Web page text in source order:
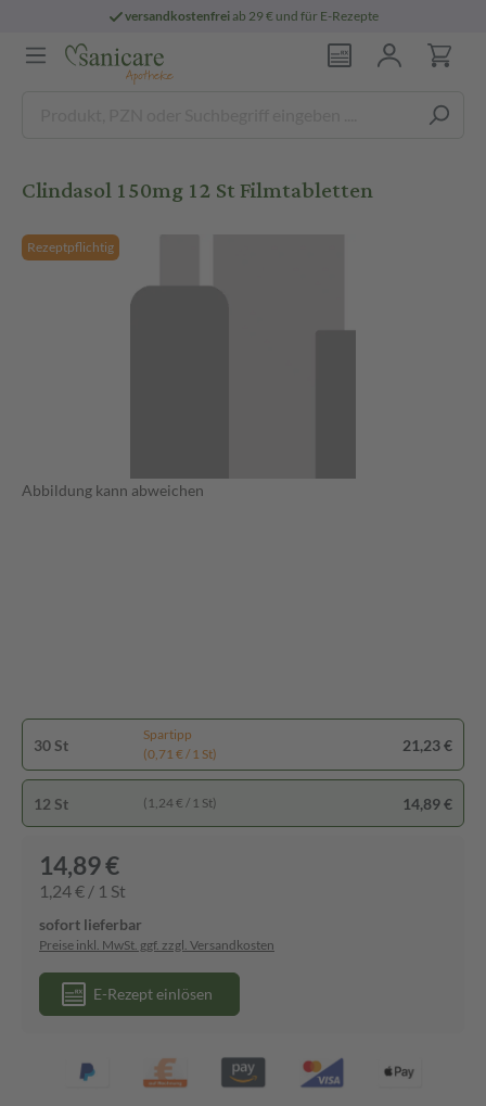
versandkostenfreiab 29 € und für E-Rezepte
Clindasol 150mg 12 St Filmtabletten
Rezeptpflichtig
Abbildung kann abweichen
30 St
Spartipp
(0,71 € / 1 St)
21,23 €
12 St (1,24 € / 1 St) 14,89 €
14,89 €
1,24 € / 1 St
sofort lieferbar
Preise inkl. MwSt. ggf. zzgl. Versandkosten
E-Rezept einlösen